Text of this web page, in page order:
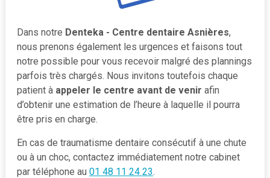
Dans notre Denteka - Centre dentaire Asnières,
nous prenons également les urgences et faisons tout
notre possible pour vous recevoir malgré des plannings
parfois très chargés. Nous invitons toutefois chaque
patient à appeler le centre avant de venir afin
d’obtenir une estimation de l’heure à laquelle il pourra
être pris en charge.
En cas de traumatisme dentaire consécutif à une chute
ou à un choc, contactez immédiatement notre cabinet
par téléphone au 01 48 11 24 23.